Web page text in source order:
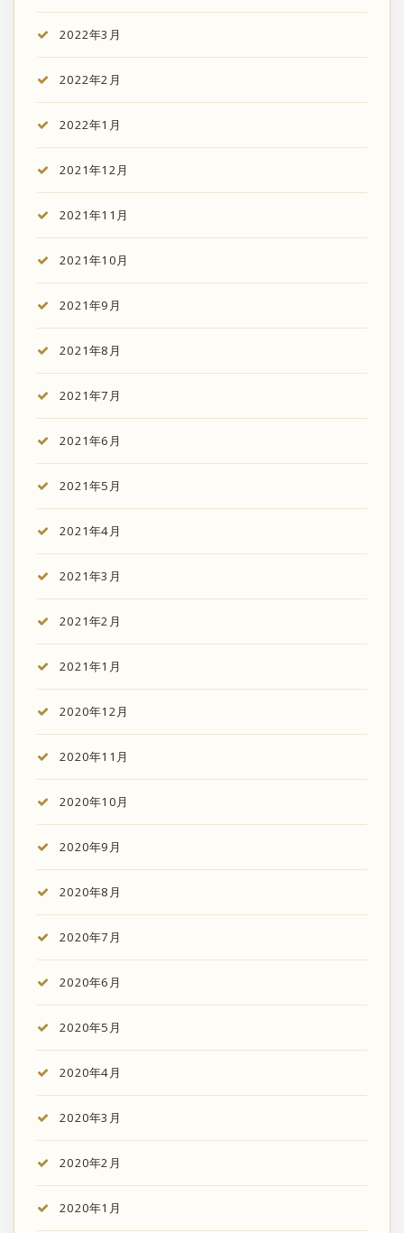
2022年3月
2022年2月
2022年1月
2021年12月
2021年11月
2021年10月
2021年9月
2021年8月
2021年7月
2021年6月
2021年5月
2021年4月
2021年3月
2021年2月
2021年1月
2020年12月
2020年11月
2020年10月
2020年9月
2020年8月
2020年7月
2020年6月
2020年5月
2020年4月
2020年3月
2020年2月
2020年1月